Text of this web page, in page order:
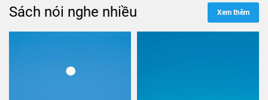
Sách nói nghe nhiều Xem thêm